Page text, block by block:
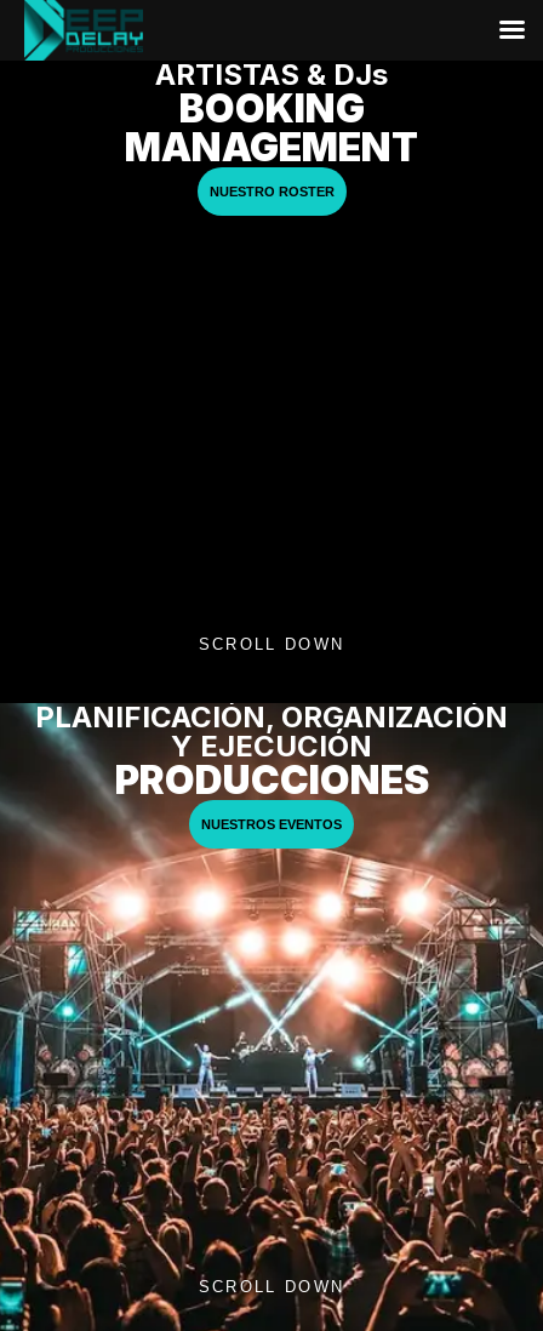
ARTISTAS & DJs
BOOKING
MANAGEMENT
NUESTRO ROSTER
SCROLL DOWN
PLANIFICACIÓN, ORGANIZACIÓN
Y EJECUCIÓN
PRODUCCIONES
NUESTROS EVENTOS
SCROLL DOWN